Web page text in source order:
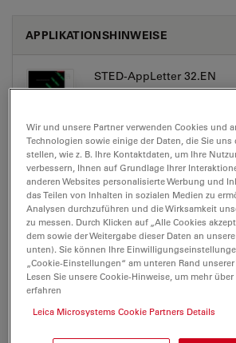
APPLIKATIONSHINWEISE
STED-AppLetter 32.EN
DOWNLOAD
STED-FCS-AppLetter.EN
Jul 27, 2026 PDF, 2 MB
DOWNLOAD
Wir und unsere Partner verwenden Cookies und
Technologien sowie einige der Daten, die Sie uns
stellen, wie z. B. Ihre Kontaktdaten, um Ihre
verbessern, Ihnen auf Grundlage Ihrer
anderen Websites personalisierte Werbung und
das Teilen von Inhalten in sozialen Medien zu
Analysen durchzuführen und die Wirksamkeit
zu messen. Durch Klicken auf „Alle Cookies
dem sowie der Weitergabe dieser Daten an
unten). Sie können Ihre
„Cookie-Einstellungen“ am unteren Rand
Lesen Sie unsere Cookie-Hinweise, um mehr
erfahren
Leica Microsystems Cookie Partners Details